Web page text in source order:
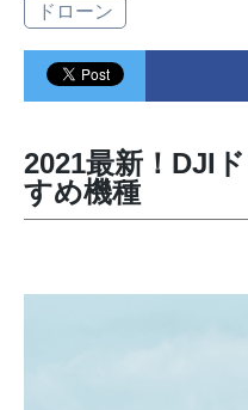
ドローン
2021最新！DJI
すめ機種